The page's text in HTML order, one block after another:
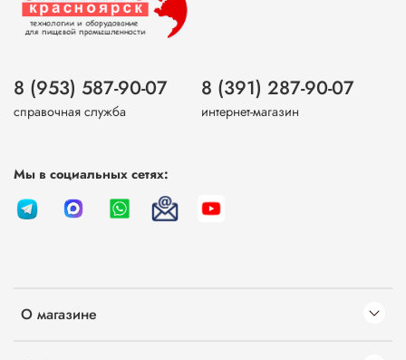
О магазине
8 (953) 587-90-07
справочная служба
8 (391) 287-90-07
интернет-магазин
Мы в социальных сетях: